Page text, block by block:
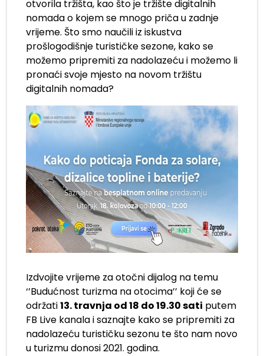
otvorila tržišta, kao što je tržište digitalnih
nomada o kojem se mnogo priča u zadnje
vrijeme. Što smo naučili iz iskustva
prošlogodišnje turističke sezone, kako se
možemo pripremiti za nadolazeću i možemo li
pronaći svoje mjesto na novom tržištu
digitalnih nomada?
Izdvojite vrijeme za otočni dijalog na temu
‘’Budućnost turizma na otocima’’ koji će se
održati13. travnja od 18 do 19.30 sati putem
FB Live kanala i saznajte kako se pripremiti za
nadolazeću turističku sezonu te što nam novo
u turizmu donosi 2021. godina.